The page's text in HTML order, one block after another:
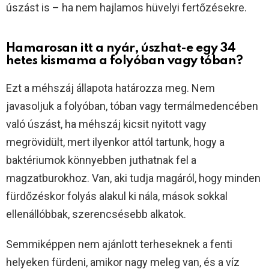
úszást is – ha nem hajlamos hüvelyi fertőzésekre.
Hamarosan itt a nyár, úszhat-e egy 34
hetes kismama a folyóban vagy tóban?
Ezt a méhszáj állapota határozza meg. Nem
javasoljuk a folyóban, tóban vagy termálmedencében
való úszást, ha méhszáj kicsit nyitott vagy
megrövidült, mert ilyenkor attól tartunk, hogy a
baktériumok könnyebben juthatnak fel a
magzatburokhoz. Van, aki tudja magáról, hogy minden
fürdőzéskor folyás alakul ki nála, mások sokkal
ellenállóbbak, szerencsésebb alkatok.
Semmiképpen nem ajánlott terheseknek a fenti
helyeken fürdeni, amikor nagy meleg van, és a víz